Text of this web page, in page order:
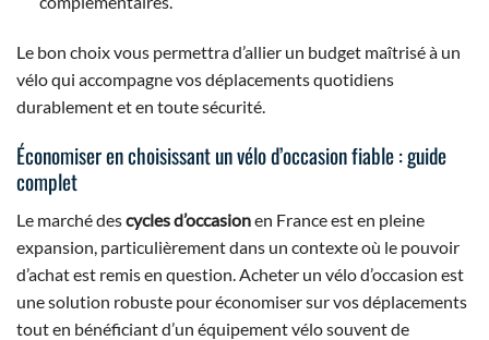
Le bon choix vous permettra d’allier un budget maîtrisé à un
vélo qui accompagne vos déplacements quotidiens
durablement et en toute sécurité.
Économiser en choisissant un vélo d’occasion fiable : guide
complet
Le marché descycles d’occasionen France est en pleine
expansion, particulièrement dans un contexte où le pouvoir
d’achat est remis en question. Acheter un vélo d’occasion est
une solution robuste pour économiser sur vos déplacements
tout en bénéficiant d’un équipement vélo souvent de